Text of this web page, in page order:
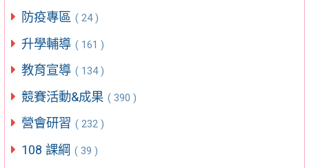
防疫專區 ( 24 )
升學輔導 ( 161 )
教育宣導 ( 134 )
競賽活動&成果 ( 390 )
營會研習 ( 232 )
108 課綱 ( 39 )